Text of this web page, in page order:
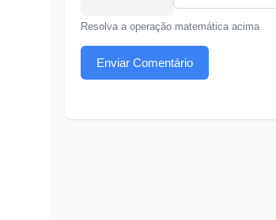
Resolva a operação matemática acima
Enviar Comentário